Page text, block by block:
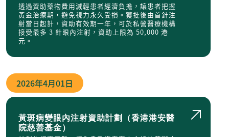
透過資助藥物費用減輕患者經濟負擔，讓患者把握
黃金治療期，避免視力永久受損。獲批後由首針注
射當日起計，資助有效期一年，可於私營醫療機構
接受最多 3 針眼內注射，資助上限為 50,000 港
元。
2026年4月01日
黃斑病變眼內注射資助計劃（香港港安醫
院慈善基金）